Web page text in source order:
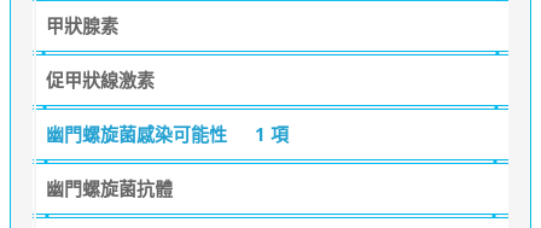
甲狀腺素
促甲狀線激素
幽門螺旋菌感染可能性 1 項
幽門螺旋菌抗體